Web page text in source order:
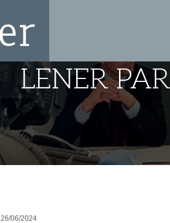
LENER
26/06/2024